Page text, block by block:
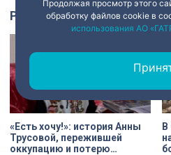
Репортаж
«Есть хочу!»: история Анны
Трусовой, пережившей
оккупацию и потерю
В
Продолжая просмотр этого
обработку файлов cookie в
использования АО